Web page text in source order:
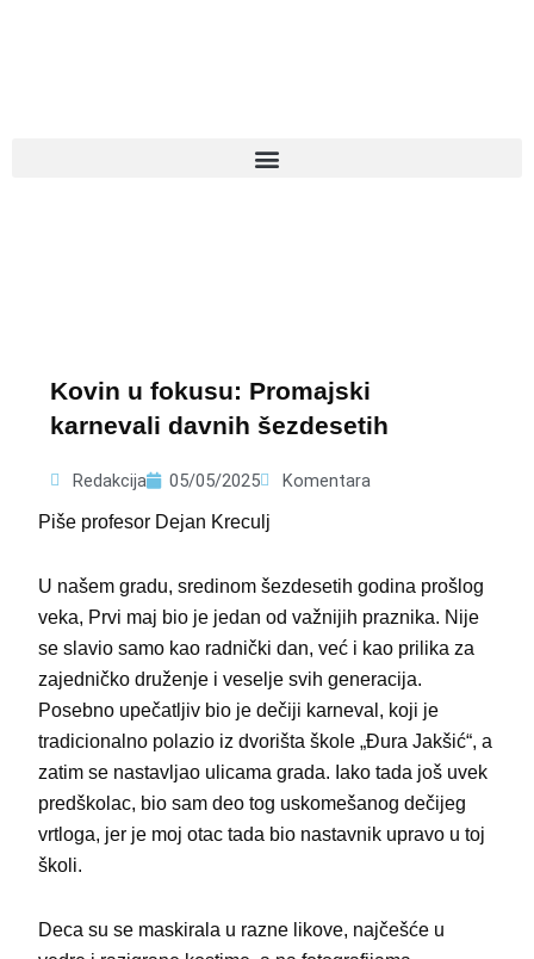
Kovin u fokusu: Promajski
karnevali davnih šezdesetih
Redakcija 05/05/2025 Komentara
Piše profesor Dejan Kreculj
U našem gradu, sredinom šezdesetih godina prošlog
veka, Prvi maj bio je jedan od važnijih praznika. Nije
se slavio samo kao radnički dan, već i kao prilika za
zajedničko druženje i veselje svih generacija.
Posebno upečatljiv bio je dečiji karneval, koji je
tradicionalno polazio iz dvorišta škole „Đura Jakšić“, a
zatim se nastavljao ulicama grada. Iako tada još uvek
predškolac, bio sam deo tog uskomešanog dečijeg
vrtloga, jer je moj otac tada bio nastavnik upravo u toj
školi.
Deca su se maskirala u razne likove, najčešće u